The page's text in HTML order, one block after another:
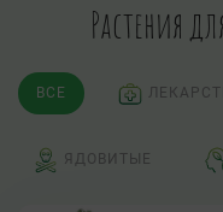
Растения
ВСЕ
ЯДОВИТЫЕ